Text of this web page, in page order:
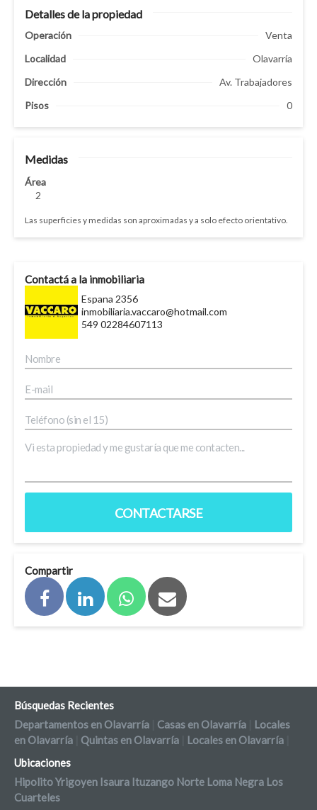
Detalles de la propiedad
Operación
Venta
Localidad
Olavarría
Dirección
Av. Trabajadores
Pisos
0
Medidas
Área
2
Las superficies y medidas son aproximadas y a solo efecto orientativo.
Contactá a la inmobiliaria
Espana 2356
inmobiliaria.vaccaro@hotmail.com
549 02284607113
CONTACTARSE
Compartir
Búsquedas Recientes
Departamentos en Olavarría
Casas en Olavarría
Locales
en Olavarría
Quintas en Olavarría Locales en Olavarría
Ubicaciones
Hipolito Yrigoyen Isaura Ituzango Norte Loma Negra Los
Cuarteles